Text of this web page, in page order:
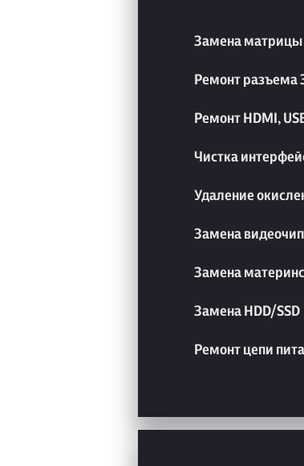
Замена матрицы
Ремонт разъема
Ремонт HDMI,
Чистка
Удаление
Замена
Замена
Замена HDD/SSD
Ремонт цепи